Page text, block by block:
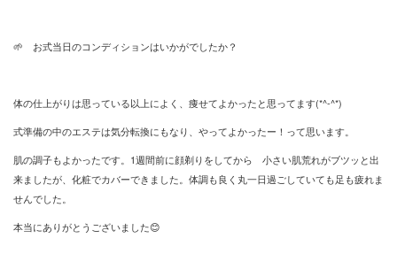
🌱 お式当日のコンディションはいかがでしたか？
体の仕上がりは思っている以上によく、痩せてよかったと思ってます(*^-^*)
式準備の中のエステは気分転換にもなり、やってよかったー！って思います。
肌の調子もよかったです。1週間前に顔剃りをしてから 小さい肌荒れがブツッと出
来ましたが、化粧でカバーできました。体調も良く丸一日過ごしていても足も疲れま
せんでした。
本当にありがとうございました😊